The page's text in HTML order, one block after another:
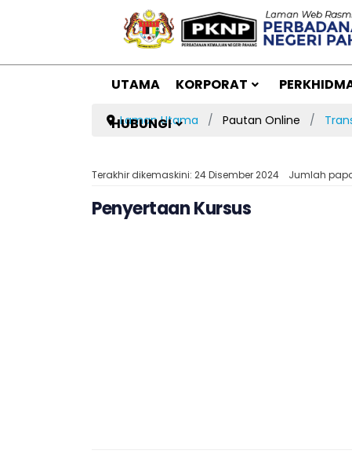
UTAMA KORPORAT
HUBUNGI
Laman Utama Pautan Online
Terakhir dikemaskini: 24 Disember 2024 Jumlah
Penyertaan Kursus